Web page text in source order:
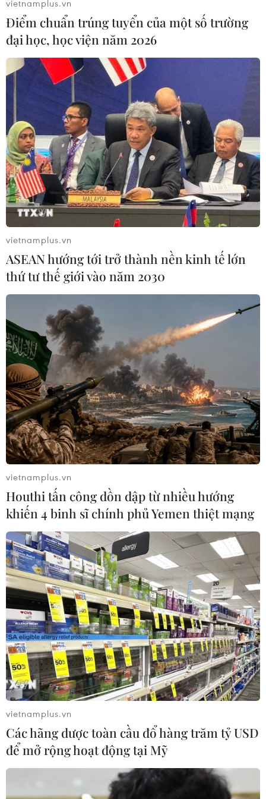
(Vietnam+)
#Terminator 2: Judgement Day
#Terminator: Dark Fate
#Arnold Schwarzenegger
Mỹ
“Người Nhện” lập kỳ tích,
“The Odyssey” cán mốc 1 tỷ
USD doanh thu phòng vé
10/08/2026 03:57
Phim Việt lần thứ tư ghi
chiếu phim mùa Hè ở
Berlin
Phim Việt tham dự Liên
hoan phim ASEAN 2026 tại
Hong Kong
07/08/2026 15:44
Doanh thu Người Nhện
tăng nhanh tại phòng vé
Việt
03/08/2026 07:17
tráng sỹ" được chiếu ở định
Hiệu ứng từ “The Odyssey”
giúp doanh số sách sử thi
vietnamplus.vn
Điểm chuẩn trúng tuyển của một số trường
đại học, học viện năm 2026
vietnamplus.vn
ASEAN hướng tới trở thành nền kinh tế lớn
thứ tư thế giới vào năm 2030
vietnamplus.vn
Houthi tấn công dồn dập từ nhiều hướng
khiến 4 binh sĩ chính phủ Yemen thiệt mạng
vietnamplus.vn
Các hãng dược toàn cầu đổ hàng trăm tỷ USD
để mở rộng hoạt động tại Mỹ